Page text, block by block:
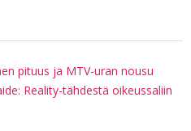
pituus ja MTV-uran nousu
Reality-tähdestä oikeussaliin